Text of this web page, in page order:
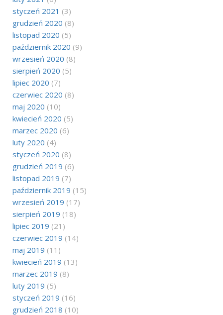
styczeń 2021 (3)
grudzień 2020 (8)
listopad 2020 (5)
październik 2020 (9)
wrzesień 2020 (8)
sierpień 2020 (5)
lipiec 2020 (7)
czerwiec 2020 (8)
maj 2020 (10)
kwiecień 2020 (5)
marzec 2020 (6)
luty 2020 (4)
styczeń 2020 (8)
grudzień 2019 (6)
listopad 2019 (7)
październik 2019 (15)
wrzesień 2019 (17)
sierpień 2019 (18)
lipiec 2019 (21)
czerwiec 2019 (14)
maj 2019 (11)
kwiecień 2019 (13)
marzec 2019 (8)
luty 2019 (5)
styczeń 2019 (16)
grudzień 2018 (10)